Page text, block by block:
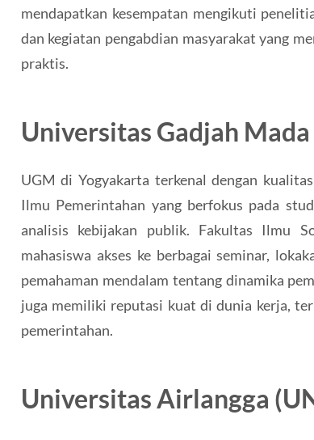
mendapatkan kesempatan mengikuti
dan kegiatan pengabdian masyarakat yang
praktis.
Universitas Gadjah
UGM di Yogyakarta terkenal dengan
Ilmu Pemerintahan yang berfokus pada
analisis kebijakan publik. Fakultas Ilmu
mahasiswa akses ke berbagai seminar,
pemahaman mendalam tentang dinamika
juga memiliki reputasi kuat di dunia kerja,
pemerintahan.
Universitas Airlangga